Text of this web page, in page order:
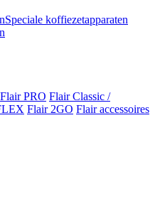
Speciale koffiezetapparaten
Flair PRO Flair Classic /
Flair 2GO Flair accessoires